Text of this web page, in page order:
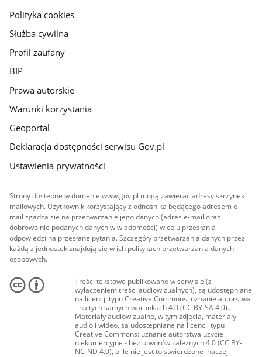
gov.pl
Polityka cookies
Służba cywilna
Profil zaufany
BIP
Prawa autorskie
Warunki korzystania
Geoportal
Deklaracja dostępności serwisu Gov.pl
Ustawienia prywatności
Strony dostępne w domenie www.gov.pl mogą zawierać adresy skrzynek
mailowych. Użytkownik korzystający z odnośnika będącego adresem e-
mail zgadza się na przetwarzanie jego danych (adres e-mail oraz
dobrowolnie podanych danych w wiadomości) w celu przesłania
odpowiedzi na przesłane pytania. Szczegóły przetwarzania danych przez
każdą z jednostek znajdują się w ich politykach przetwarzania danych
osobowych.
Treści tekstowe publikowane w serwisie (z
wyłączeniem treści audiowizualnych), są udostępniane
na licencji typu Creative Commons: uznanie autorstwa
- na tych samych warunkach 4.0 (CC BY-SA 4.0).
Materiały audiowizualne, w tym zdjęcia, materiały
audio i wideo, są udostępniane na licencji typu
Creative Commons: uznanie autorstwa użycie
niekomercyjne - bez utworów zależnych 4.0 (CC BY-
NC-ND 4.0), o ile nie jest to stwierdzone inaczej.